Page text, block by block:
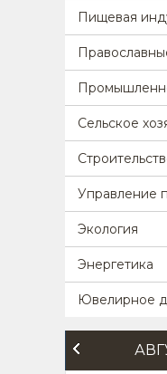
Пищевая
Сельское
Управление
Экология
Энергетика
Ювелирное